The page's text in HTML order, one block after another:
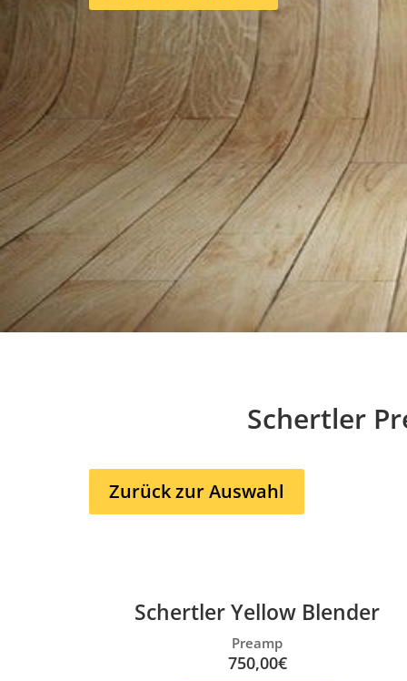
Schertler
Zurück zur Auswahl
Schertler Yellow Blender
Preamp
750,00€